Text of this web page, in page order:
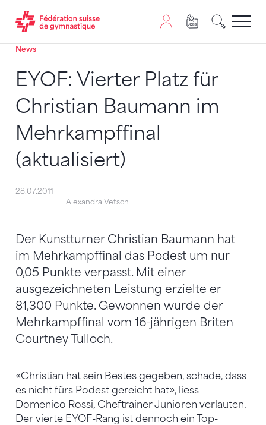
Passer au contenu
Naviguer vers le plan du siten
JavaScript est nécessaire pour naviguer sur ce site.
News
EYOF: Vierter Platz für
Christian Baumann im
Mehrkampffinal
(aktualisiert)
28.07.2011
Alexandra Vetsch
Der Kunstturner Christian Baumann hat
im Mehrkampffinal das Podest um nur
0,05 Punkte verpasst. Mit einer
ausgezeichneten Leistung erzielte er
81,300 Punkte. Gewonnen wurde der
Mehrkampffinal vom 16-jährigen Briten
Courtney Tulloch.
«Christian hat sein Bestes gegeben, schade, dass
es nicht fürs Podest gereicht hat», liess
Domenico Rossi, Cheftrainer Junioren verlauten.
Der vierte EYOF-Rang ist dennoch ein Top-